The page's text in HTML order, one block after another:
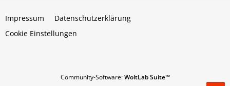
Impressum
Datenschutzerklärung
Cookie Einstellungen
Community-Software:WoltLab Suite™